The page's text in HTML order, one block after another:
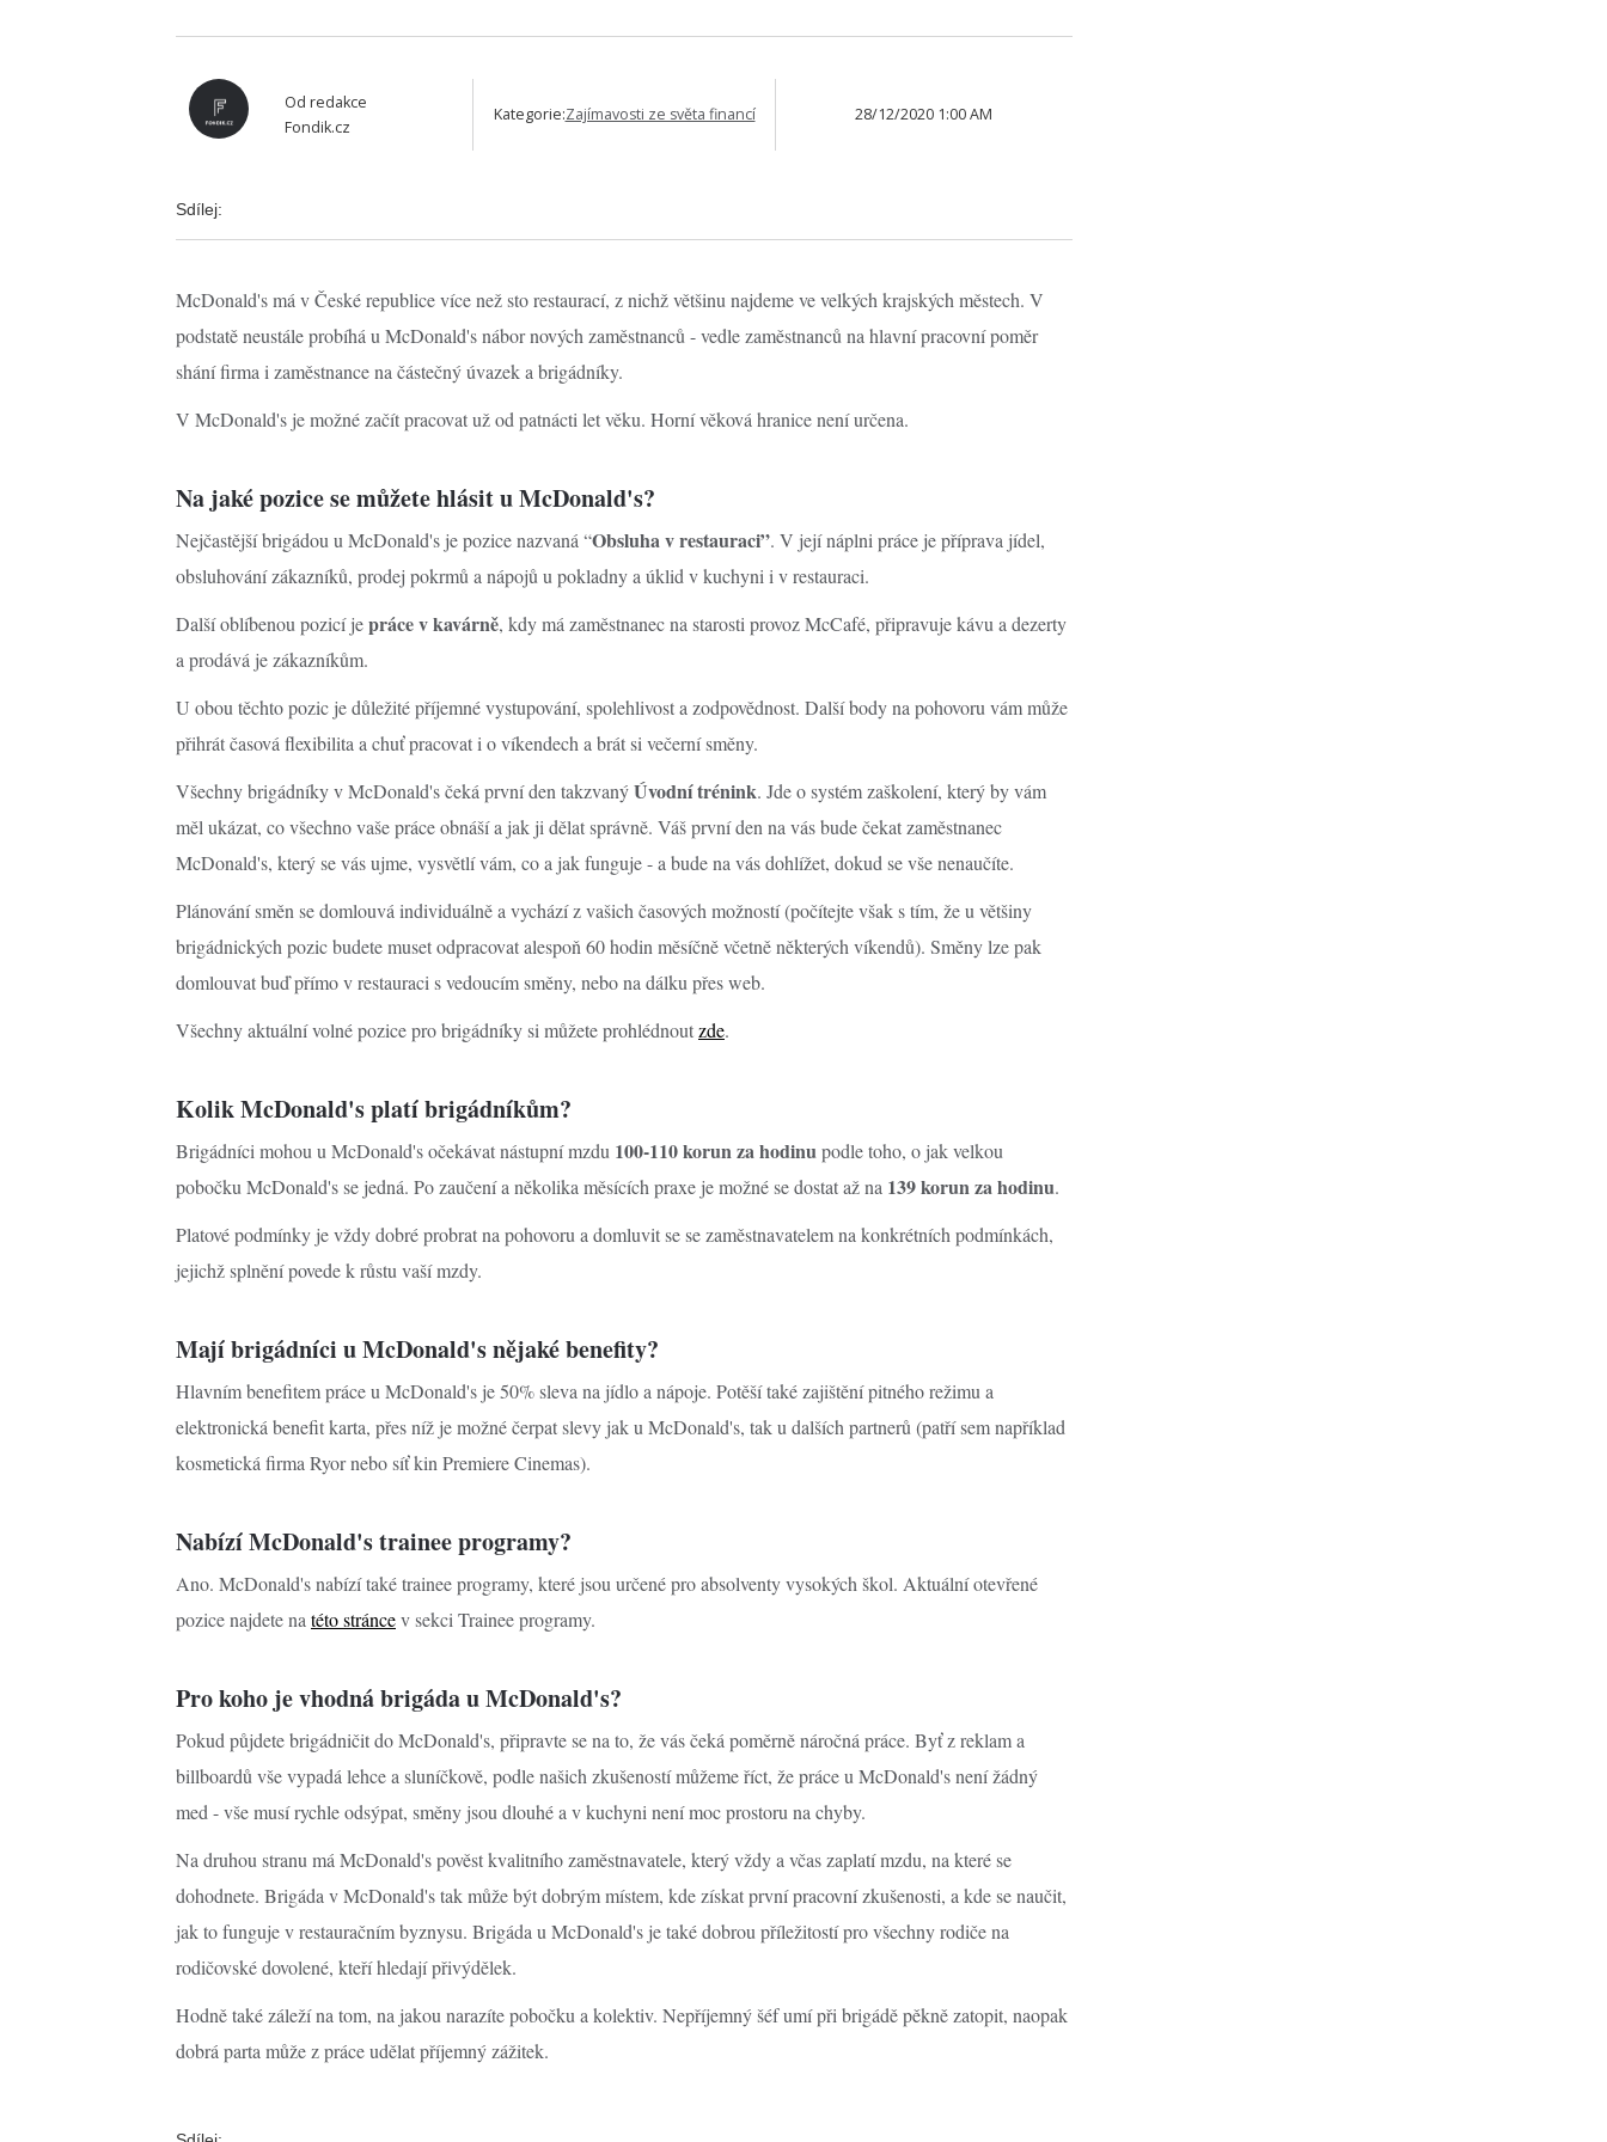
Od redakce
Fondik.cz
Kategorie:Zajímavosti ze světa financí 28/12/2020 1:00 AM
Sdílej:
McDonald's má v České republice více než sto restaurací, z nichž většinu najdeme ve velkých krajských městech. V
podstatě neustále probíhá u McDonald's nábor nových zaměstnanců - vedle zaměstnanců na hlavní pracovní poměr
shání firma i zaměstnance na částečný úvazek a brigádníky.
V McDonald's je možné začít pracovat už od patnácti let věku. Horní věková hranice není určena.
Na jaké pozice se můžete hlásit u McDonald's?
Nejčastější brigádou u McDonald's je pozice nazvaná “Obsluha v restauraci”. V její náplni práce je příprava jídel,
obsluhování zákazníků, prodej pokrmů a nápojů u pokladny a úklid v kuchyni i v restauraci.
Další oblíbenou pozicí jepráce v kavárně, kdy má zaměstnanec na starosti provoz McCafé, připravuje kávu a dezerty
a prodává je zákazníkům.
U obou těchto pozic je důležité příjemné vystupování, spolehlivost a zodpovědnost. Další body na pohovoru vám může
přihrát časová flexibilita a chuť pracovat i o víkendech a brát si večerní směny.
Všechny brigádníky v McDonald's čeká první den takzvanýÚvodní trénink. Jde o systém zaškolení, který by vám
měl ukázat, co všechno vaše práce obnáší a jak ji dělat správně. Váš první den na vás bude čekat zaměstnanec
McDonald's, který se vás ujme, vysvětlí vám, co a jak funguje - a bude na vás dohlížet, dokud se vše nenaučíte.
Plánování směn se domlouvá individuálně a vychází z vašich časových možností (počítejte však s tím, že u většiny
brigádnických pozic budete muset odpracovat alespoň 60 hodin měsíčně včetně některých víkendů). Směny lze pak
domlouvat buď přímo v restauraci s vedoucím směny, nebo na dálku přes web.
Všechny aktuální volné pozice pro brigádníky si můžete prohlédnoutzde.
Kolik McDonald's platí brigádníkům?
Brigádníci mohou u McDonald's očekávat nástupní mzdu 100-110 korun za hodinupodle toho, o jak velkou
pobočku McDonald's se jedná. Po zaučení a několika měsících praxe je možné se dostat až na 139 korun za hodinu.
Platové podmínky je vždy dobré probrat na pohovoru a domluvit se se zaměstnavatelem na konkrétních podmínkách,
jejichž splnění povede k růstu vaší mzdy.
Mají brigádníci u McDonald's nějaké benefity?
Hlavním benefitem práce u McDonald's je 50% sleva na jídlo a nápoje. Potěší také zajištění pitného režimu a
elektronická benefit karta, přes níž je možné čerpat slevy jak u McDonald's, tak u dalších partnerů (patří sem například
kosmetická firma Ryor nebo síť kin Premiere Cinemas).
Nabízí McDonald's trainee programy?
Ano. McDonald's nabízí také trainee programy, které jsou určené pro absolventy vysokých škol. Aktuální otevřené
pozice najdete na této stráncev sekci Trainee programy.
Pro koho je vhodná brigáda u McDonald's?
Pokud půjdete brigádničit do McDonald's, připravte se na to, že vás čeká poměrně náročná práce. Byť z reklam a
billboardů vše vypadá lehce a sluníčkově, podle našich zkušeností můžeme říct, že práce u McDonald's není žádný
med - vše musí rychle odsýpat, směny jsou dlouhé a v kuchyni není moc prostoru na chyby.
Na druhou stranu má McDonald's pověst kvalitního zaměstnavatele, který vždy a včas zaplatí mzdu, na které se
dohodnete. Brigáda v McDonald's tak může být dobrým místem, kde získat první pracovní zkušenosti, a kde se naučit,
jak to funguje v restauračním byznysu. Brigáda u McDonald's je také dobrou příležitostí pro všechny rodiče na
rodičovské dovolené, kteří hledají přivýdělek.
Hodně také záleží na tom, na jakou narazíte pobočku a kolektiv. Nepříjemný šéf umí při brigádě pěkně zatopit, naopak
dobrá parta může z práce udělat příjemný zážitek.